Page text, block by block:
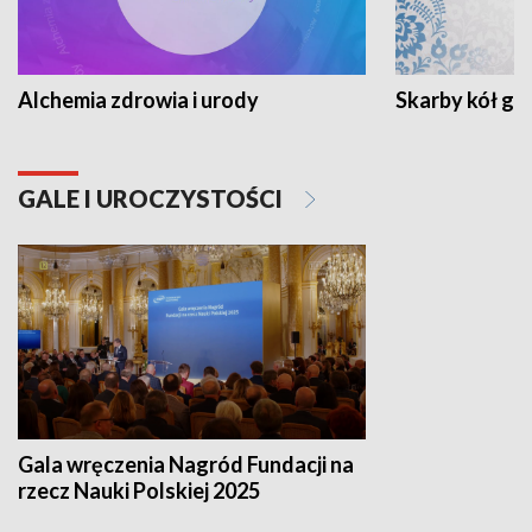
Alchemia zdrowia i urody Skarby kół
GALE I UROCZYSTOŚCI
Gala wręczenia Nagród Fundacji na
rzecz Nauki Polskiej 2025